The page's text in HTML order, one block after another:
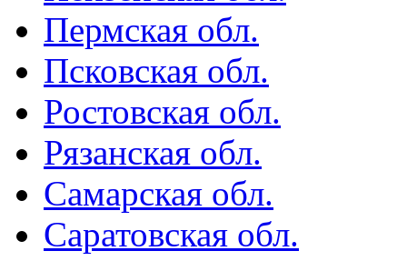
Пермская обл.
Псковская обл.
Ростовская обл.
Рязанская обл.
Самарская обл.
Саратовская обл.